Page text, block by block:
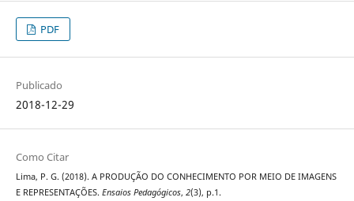
PDF
Publicado
2018-12-29
Como Citar
Lima, P. G. (2018). A PRODUÇÃO DO CONHECIMENTO POR MEIO DE IMAGENS
E REPRESENTAÇÕES. Ensaios Pedagógicos, 2(3), p.1.